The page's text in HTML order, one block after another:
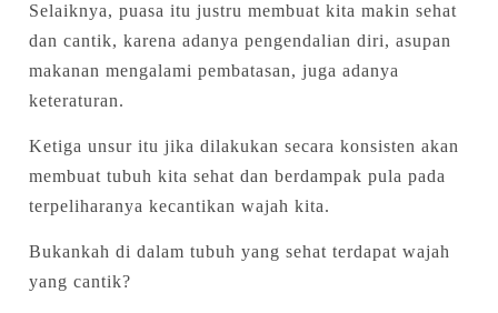
Selaiknya, puasa itu justru membuat kita makin sehat
dan cantik, karena adanya pengendalian diri, asupan
makanan mengalami pembatasan, juga adanya
keteraturan.
Ketiga unsur itu jika dilakukan secara konsisten akan
membuat tubuh kita sehat dan berdampak pula pada
terpeliharanya kecantikan wajah kita.
Bukankah di dalam tubuh yang sehat terdapat wajah
yang cantik?